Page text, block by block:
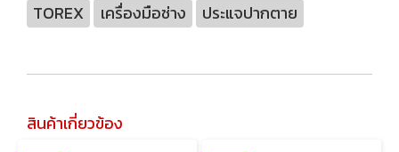
TOREX เครื่องมือช่าง ประแจปากตาย
สินค้าเกี่ยวข้อง